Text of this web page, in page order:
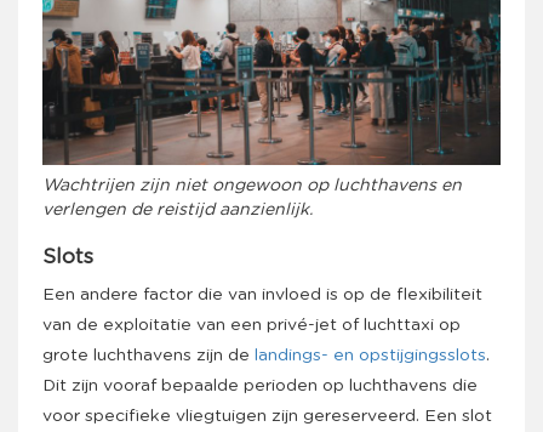
Wachtrijen zijn niet ongewoon op luchthavens en
verlengen de reistijd aanzienlijk.
Slots
Een andere factor die van invloed is op de flexibiliteit
van de exploitatie van een privé-jet of luchttaxi op
grote luchthavens zijn de
landings- en opstijgingsslots.
Dit zijn vooraf bepaalde perioden op luchthavens die
voor specifieke vliegtuigen zijn gereserveerd. Een slot